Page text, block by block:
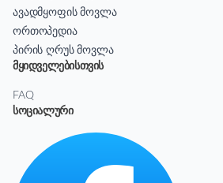
ავადმყოფის მოვლა
ორთოპედია
პირის ღრუს მოვლა
მყიდველებისთვის
FAQ
სოციალური